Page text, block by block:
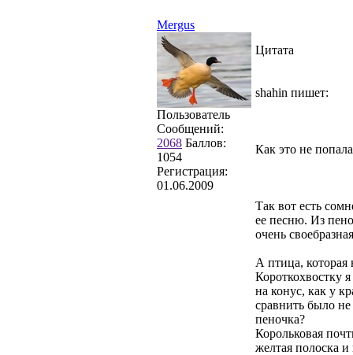
Mergus
Пользователь
Сообщений:
2068 Баллов:
1054
Регистрация:
01.06.2009
Цитата
shahin пишет:
Как это не
Так вот есть
ее песню. Из
очень
А птица, которая
Короткохвостку
на конус, как у
сравнить было не
пеночка?
Корольковая
желтая полоска